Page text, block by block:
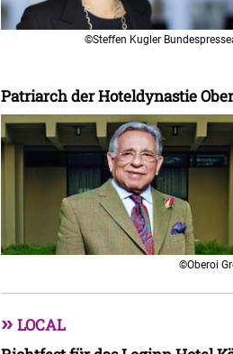
©Steffen Kugler
Patriarch der Hoteldynastie
©Oberoi
» LOCAL